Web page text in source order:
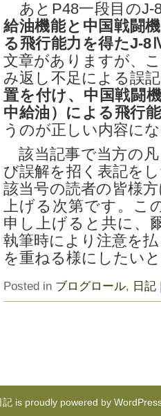
あとP48一段目のJ-
給油機能と中国戦闘
る飛行能力を得たJ-
文章がありますが、
み返し不足による誤
置を付け、中国戦闘
中給油）による飛行
うのが正しい内容に
該当記事で当方の
び誤解を招く表記を
該当号の読者の皆様
上げる次第です。こ
申し上げると共に、
執筆時により注意を
を重ねる様にしたい
Posted in ブログロール, 日記
記 is proudly powered by